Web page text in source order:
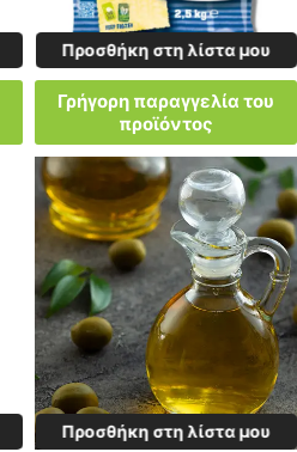
Προσθήκη στη λίστα μου
Γρήγορη παραγγελία του
προϊόντος
Προσθήκη στη λίστα μου